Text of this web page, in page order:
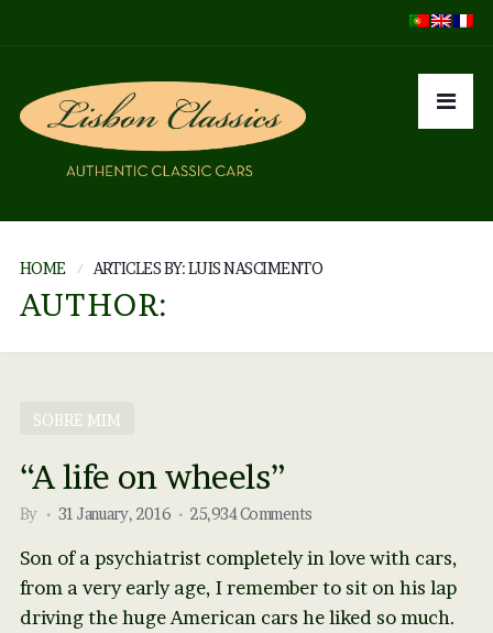
HOME ARTICLES BY: LUIS NASCIMENTO
AUTHOR:
SOBRE MIM
“A life on wheels”
By 31 January, 2016 25,934 Comments
Son of a psychiatrist completely in love with cars,
from a very early age, I remember to sit on his lap
driving the huge American cars he liked so much.